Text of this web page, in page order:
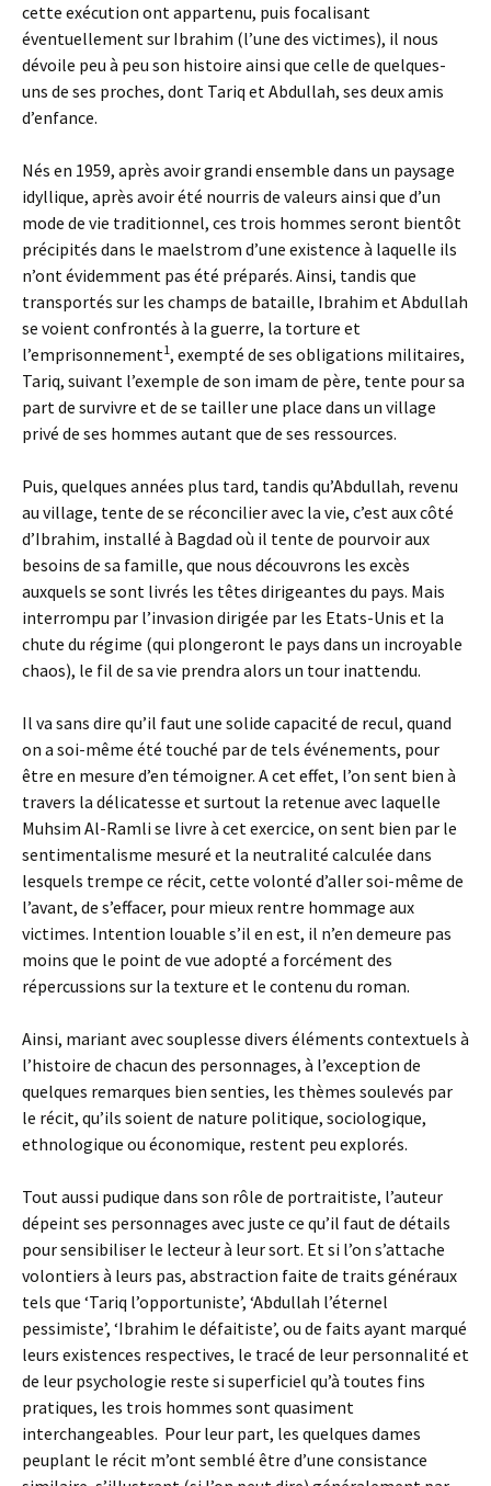
cette exécution ont appartenu, puis focalisant
éventuellement sur Ibrahim (l’une des victimes), il nous
dévoile peu à peu son histoire ainsi que celle de quelques-
uns de ses proches, dont Tariq et Abdullah, ses deux amis
d’enfance.
Nés en 1959, après avoir grandi ensemble dans un paysage
idyllique, après avoir été nourris de valeurs ainsi que d’un
mode de vie traditionnel, ces trois hommes seront bientôt
précipités dans le maelstrom d’une existence à laquelle ils
n’ont évidemment pas été préparés. Ainsi, tandis que
transportés sur les champs de bataille, Ibrahim et Abdullah
se voient confrontés à la guerre, la torture et
l’emprisonnement1, exempté de ses obligations militaires,
Tariq, suivant l’exemple de son imam de père, tente pour sa
part de survivre et de se tailler une place dans un village
privé de ses hommes autant que de ses ressources.
Puis, quelques années plus tard, tandis qu’Abdullah, revenu
au village, tente de se réconcilier avec la vie, c’est aux côté
d’Ibrahim, installé à Bagdad où il tente de pourvoir aux
besoins de sa famille, que nous découvrons les excès
auxquels se sont livrés les têtes dirigeantes du pays. Mais
interrompu par l’invasion dirigée par les Etats-Unis et la
chute du régime (qui plongeront le pays dans un incroyable
chaos), le fil de sa vie prendra alors un tour inattendu.
Il va sans dire qu’il faut une solide capacité de recul, quand
on a soi-même été touché par de tels événements, pour
être en mesure d’en témoigner. A cet effet, l’on sent bien à
travers la délicatesse et surtout la retenue avec laquelle
Muhsim Al-Ramli se livre à cet exercice, on sent bien par le
sentimentalisme mesuré et la neutralité calculée dans
lesquels trempe ce récit, cette volonté d’aller soi-même de
l’avant, de s’effacer, pour mieux rentre hommage aux
victimes. Intention louable s’il en est, il n’en demeure pas
moins que le point de vue adopté a forcément des
répercussions sur la texture et le contenu du roman.
Ainsi, mariant avec souplesse divers éléments contextuels à
l’histoire de chacun des personnages, à l’exception de
quelques remarques bien senties, les thèmes soulevés par
le récit, qu’ils soient de nature politique, sociologique,
ethnologique ou économique, restent peu explorés.
Tout aussi pudique dans son rôle de portraitiste, l’auteur
dépeint ses personnages avec juste ce qu’il faut de détails
pour sensibiliser le lecteur à leur sort. Et si l’on s’attache
volontiers à leurs pas, abstraction faite de traits généraux
tels que ‘Tariq l’opportuniste’, ‘Abdullah l’éternel
pessimiste’, ‘Ibrahim le défaitiste’, ou de faits ayant marqué
leurs existences respectives, le tracé de leur personnalité et
de leur psychologie reste si superficiel qu’à toutes fins
pratiques, les trois hommes sont quasiment
interchangeables. Pour leur part, les quelques dames
peuplant le récit m’ont semblé être d’une consistance